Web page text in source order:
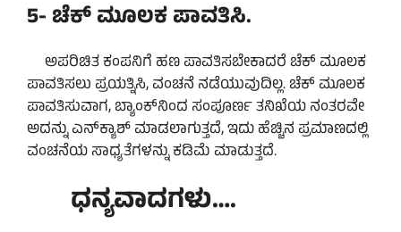
5- ಚೆಕ್ ಮೂಲಕ ಪಾವತಿಸಿ.
ಅಪರಿಚಿತ ಕಂಪನಿಗೆ ಹಣ ಪಾವತಿಸಬೇಕಾದರೆ ಚೆಕ್ ಮೂಲಕ
ಪಾವತಿಸಲು ಪ್ರಯತ್ನಿಸಿ, ವಂಚನೆ ನಡೆಯುವುದಿಲ್ಲ. ಚೆಕ್ ಮೂಲಕ
ಪಾವತಿಸುವಾಗ, ಬ್ಯಾಂಕ್‌ನಿಂದ ಸಂಪೂರ್ಣ ತನಿಖೆಯ ನಂತರವೇ
ಅದನ್ನು ಎನ್‌ಕ್ಯಾಶ್ ಮಾಡಲಾಗುತ್ತದೆ, ಇದು ಹೆಚ್ಚಿನ ಪ್ರಮಾಣದಲ್ಲಿ
ವಂಚನೆಯ ಸಾಧ್ಯತೆಗಳನ್ನು ಕಡಿಮೆ ಮಾಡುತ್ತದೆ.
ಧನ್ಯವಾದಗಳು….